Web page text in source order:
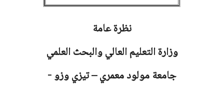
نظرة عامة
وزارة التعليم العالي والبحث العلمي
جامعةمولود معمري – تيزي وزو -